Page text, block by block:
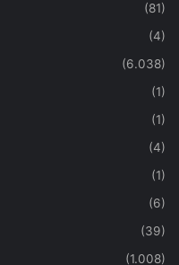
(81)
(4)
(6.038)
(1)
(1)
(4)
(1)
(6)
(39)
(1.008)